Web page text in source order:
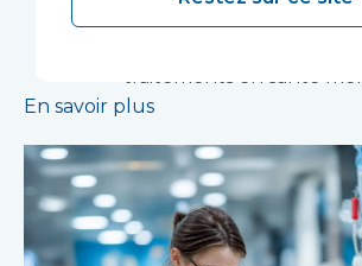
service d'un centre de
traitements en santé
En savoir plus